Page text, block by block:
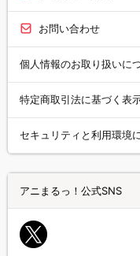
お問い合わせ
個人情報のお取り扱いに
特定商取引法に基づく表
セキュリティと利用環境
アニまるっ！公式SNS